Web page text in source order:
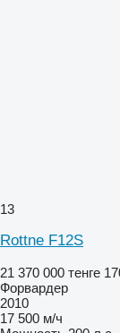
13
Rottne F12S
21 370 000 тенге
Форвардер
2010
17 500 м/ч